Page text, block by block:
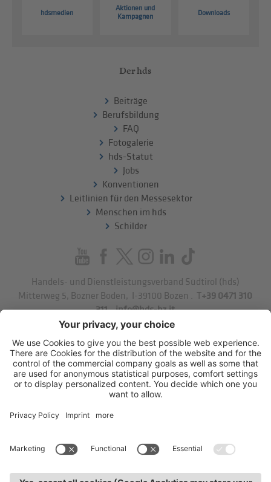
hdsmedien
Aktionen und
Kampagnen
Downloads
Der hds
Beiträge
Berufsbildung
FAQ
Fotogalerie
hds-Statut
Jobs
Konventionen
Leitlinien für den Messesektor
Menschen im hds
Schilder
Handels- und Dienstleistungsverband Südtirol (hds)
Mitterweg 5, Bozner Boden
I-39100 Bozen . T+39 0471 310
311.info@hds-bz.it
Impressum
Datenschutzerklärung
Cookie-Einstellungen
Sitemap